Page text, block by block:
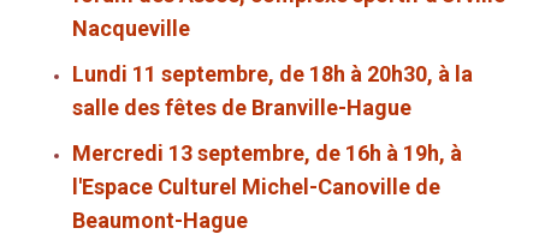
Nacqueville
Lundi 11 septembre, de 18h à 20h30, à la
salle des fêtes de Branville-Hague
Mercredi 13 septembre, de 16h à 19h, à
l'Espace Culturel Michel-Canoville de
Beaumont-Hague